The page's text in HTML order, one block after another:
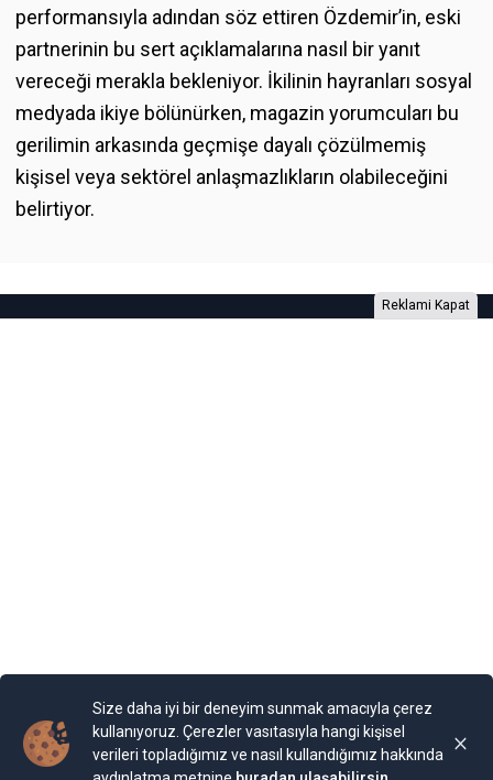
performansıyla adından söz ettiren Özdemir’in, eski
partnerinin bu sert açıklamalarına nasıl bir yanıt
vereceği merakla bekleniyor. İkilinin hayranları sosyal
medyada ikiye bölünürken, magazin yorumcuları bu
gerilimin arkasında geçmişe dayalı çözülmemiş
kişisel veya sektörel anlaşmazlıkların olabileceğini
belirtiyor.
Reklami Kapat
sunulmaktadır. Burada yer alan yorum ve tavsiyeler ise genel niteliktedir. Bu
Bu nedenle, sadece burada yer alan bilgilere dayanılarak yatırım kararı
verilmesi beklentilerinize uygun sonuçlar doğurmayabilir.
Size daha iyi bir deneyim sunmak amacıyla çerez
kullanıyoruz. Çerezler vasıtasıyla hangi kişisel
verileri topladığımız ve nasıl kullandığımız hakkında